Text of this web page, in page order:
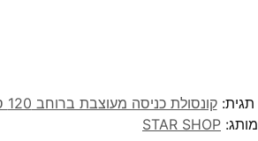
תגית:קונסולת כניסה מעוצבת ברוחב 120 ס"מ דגם אוקלנד Auckland מבית סטאר שופ STAR SHOP
מותג: STAR SHOP